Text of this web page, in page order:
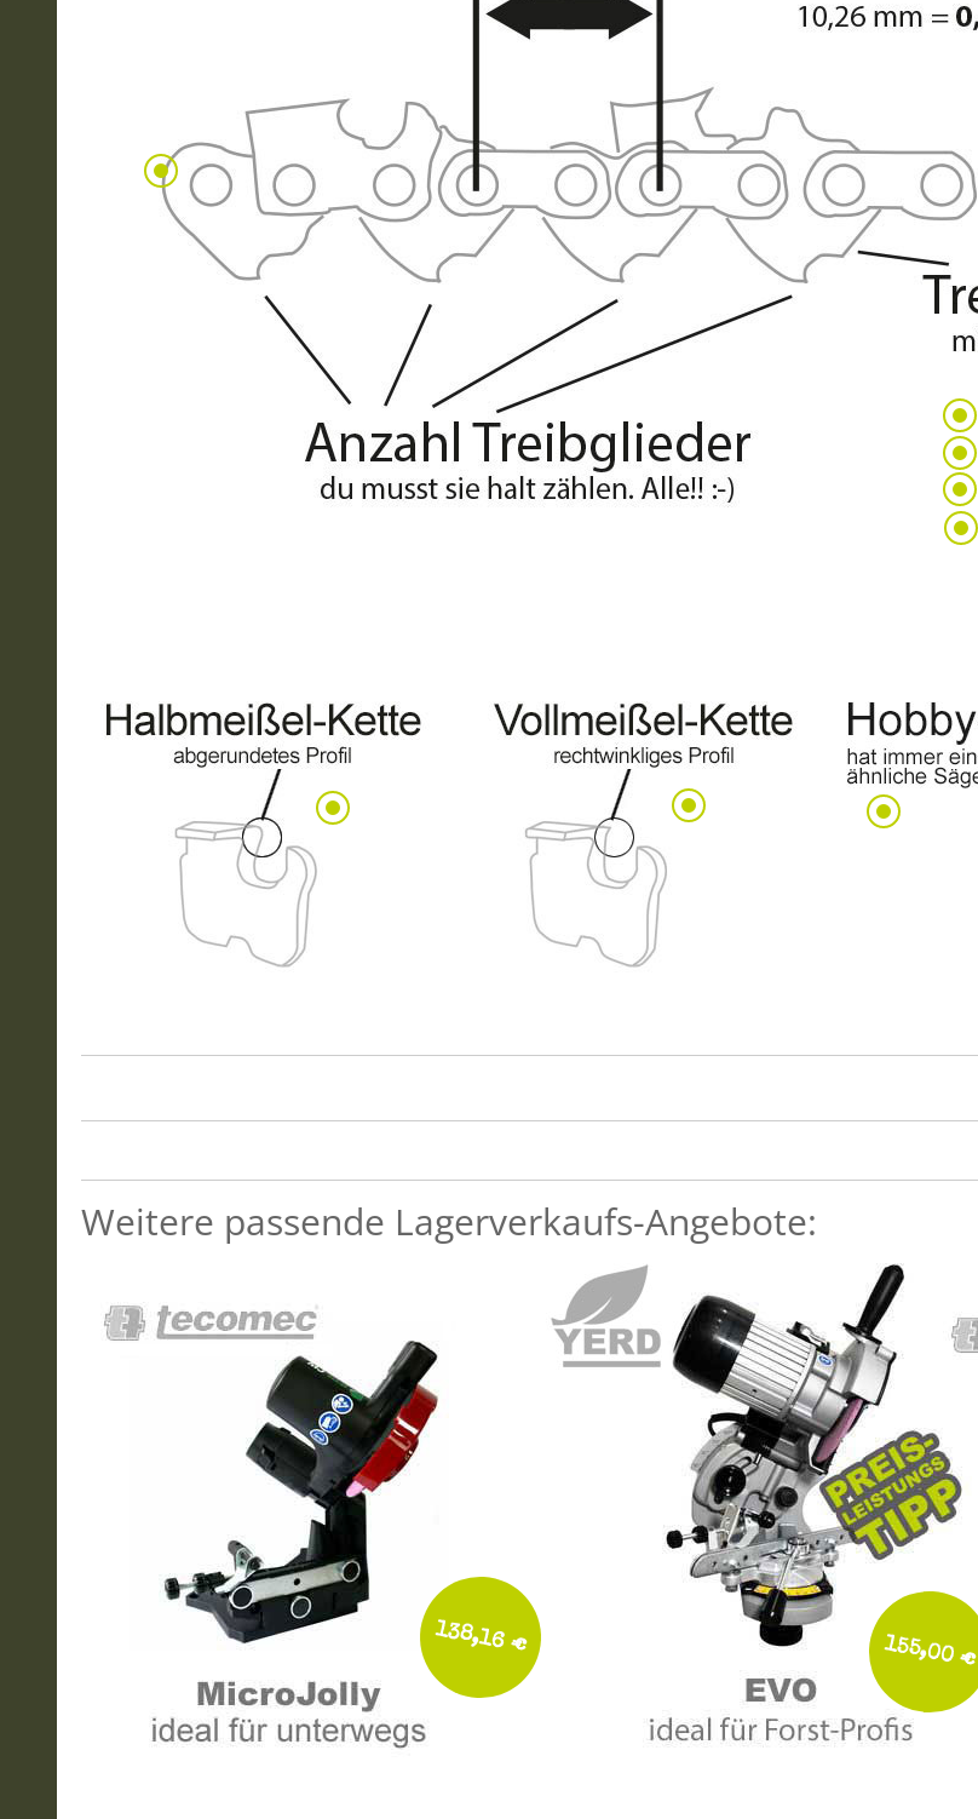
Weitere passende Lagerverkaufs-Angebote:
138,16 € 155,00 €